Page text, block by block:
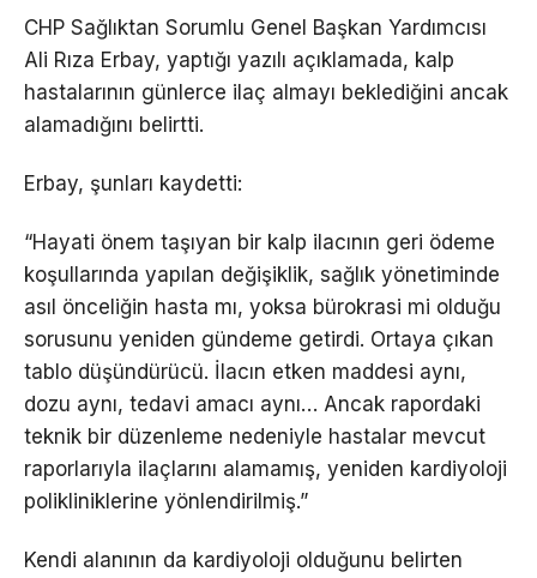
CHP Sağlıktan Sorumlu Genel Başkan Yardımcısı
Ali Rıza Erbay, yaptığı yazılı açıklamada, kalp
hastalarının günlerce ilaç almayı beklediğini ancak
alamadığını belirtti.
Erbay, şunları kaydetti:
“Hayati önem taşıyan bir kalp ilacının geri ödeme
koşullarında yapılan değişiklik, sağlık yönetiminde
asıl önceliğin hasta mı, yoksa bürokrasi mi olduğu
sorusunu yeniden gündeme getirdi. Ortaya çıkan
tablo düşündürücü. İlacın etken maddesi aynı,
dozu aynı, tedavi amacı aynı… Ancak rapordaki
teknik bir düzenleme nedeniyle hastalar mevcut
raporlarıyla ilaçlarını alamamış, yeniden kardiyoloji
polikliniklerine yönlendirilmiş.”
Kendi alanının da kardiyoloji olduğunu belirten